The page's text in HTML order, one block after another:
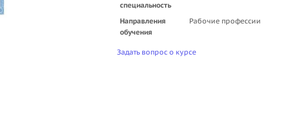
специальность
Направления
обучения
Рабочие профессии
Задать вопрос о курсе